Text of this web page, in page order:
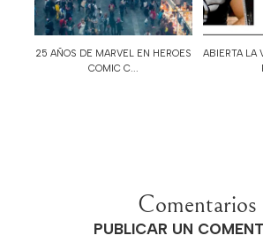
25 AÑOS DE MARVEL EN HEROES
COMIC C...
ABIERTA LA
Comentarios
PUBLICAR UN